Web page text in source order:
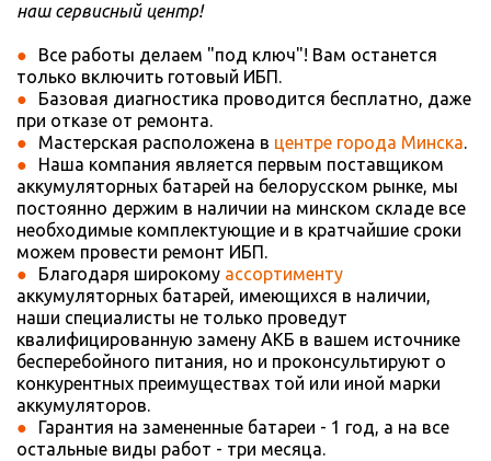
наш сервисный центр!
Все работы делаем "под ключ"! Вам останется
только включить готовый ИБП.
Базовая диагностика проводится бесплатно, даже
при отказе от ремонта.
Мастерская расположена в центре города Минска.
Наша компания является первым поставщиком
аккумуляторных батарей на белорусском рынке, мы
постоянно держим в наличии на минском складе все
необходимые комплектующие и в кратчайшие сроки
можем провести ремонт ИБП.
Благодаря широкому ассортименту
аккумуляторных батарей, имеющихся в наличии,
наши специалисты не только проведут
квалифицированную замену АКБ в вашем источнике
бесперебойного питания, но и проконсультируют о
конкурентных преимуществах той или иной марки
аккумуляторов.
Гарантия на замененные батареи - 1 год, а на все
остальные виды работ - три месяца.